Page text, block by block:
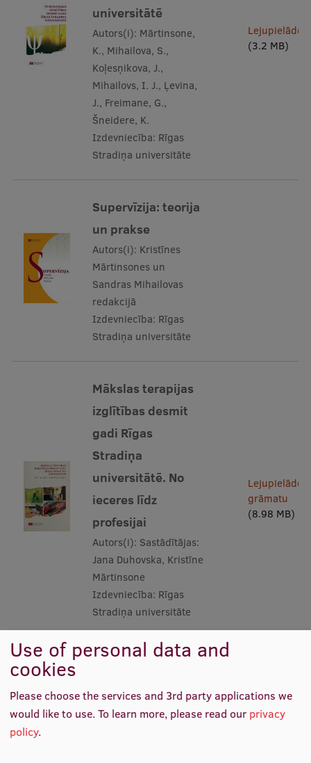
universitātē
Autors(i): Mārtinsone,
K., Mihailova, S.,
Koļesņikova, J.,
Mihailovs, I. J., Ļevina,
J., Freimane, G.,
Šneidere, K.
Izdevniecība: Rīgas
Stradiņa universitāte
Lejupielādēt
(3.2 MB)
Supervīzija: teorija
un prakse
Autors(i): Kristīnes
Mārtinsones un
Sandras Mihailovas
redakcijā
Izdevniecība: Rīgas
Stradiņa universitāte
Mākslas terapijas
izglītības desmit
gadi Rīgas
Stradiņa
universitātē. No
ieceres līdz
profesijai
Autors(i): Sastādītājas:
Jana Duhovska, Kristīne
Mārtinsone
Izdevniecība: Rīgas
Stradiņa universitāte
Lejupielādēt
grāmatu
(8.98 MB)
psiholoģija
Lejupielādēt
Use of personal data and
cookies
Please choose the services and 3rd party applications we
would like to use.To learn more, please read our privacy
policy.